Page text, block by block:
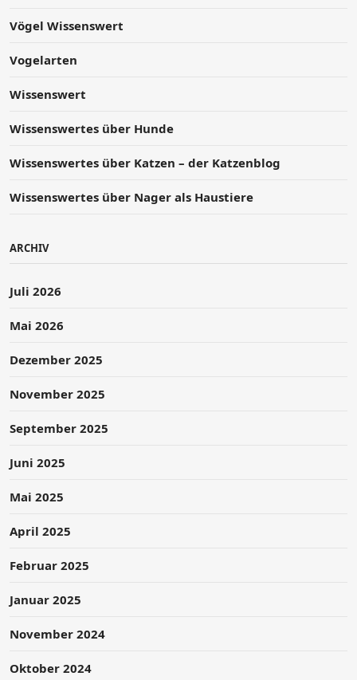
Vögel Wissenswert
Vogelarten
Wissenswert
Wissenswertes über Hunde
Wissenswertes über Katzen – der Katzenblog
Wissenswertes über Nager als Haustiere
ARCHIV
Juli 2026
Mai 2026
Dezember 2025
November 2025
September 2025
Juni 2025
Mai 2025
April 2025
Februar 2025
Januar 2025
November 2024
Oktober 2024